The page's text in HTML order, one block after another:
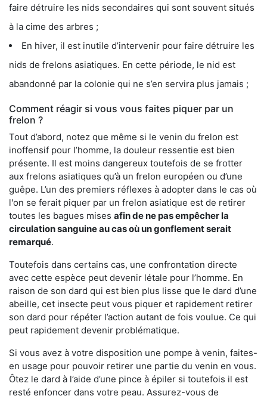
faire détruire les nids secondaires qui sont souvent situés
à la cime des arbres ;
En hiver, il est inutile d’intervenir pour faire détruire les
nids de frelons asiatiques. En cette période, le nid est
abandonné par la colonie qui ne s’en servira plus jamais ;
Comment réagir si vous vous faites piquer par un
frelon ?
Tout d’abord, notez que même si le venin du frelon est
inoffensif pour l’homme, la douleur ressentie est bien
présente. Il est moins dangereux toutefois de se frotter
aux frelons asiatiques qu’à un frelon européen ou d’une
guêpe. L’un des premiers réflexes à adopter dans le cas où
l'on se ferait piquer par un frelon asiatique est de retirer
toutes les bagues mises afin de ne pas empêcher la
circulation sanguine au cas où un gonflement serait
remarqué.
Toutefois dans certains cas, une confrontation directe
avec cette espèce peut devenir létale pour l’homme. En
raison de son dard qui est bien plus lisse que le dard d’une
abeille, cet insecte peut vous piquer et rapidement retirer
son dard pour répéter l’action autant de fois voulue. Ce qui
peut rapidement devenir problématique.
Si vous avez à votre disposition une pompe à venin, faites-
en usage pour pouvoir retirer une partie du venin en vous.
Ôtez le dard à l’aide d’une pince à épiler si toutefois il est
resté enfoncer dans votre peau. Assurez-vous de